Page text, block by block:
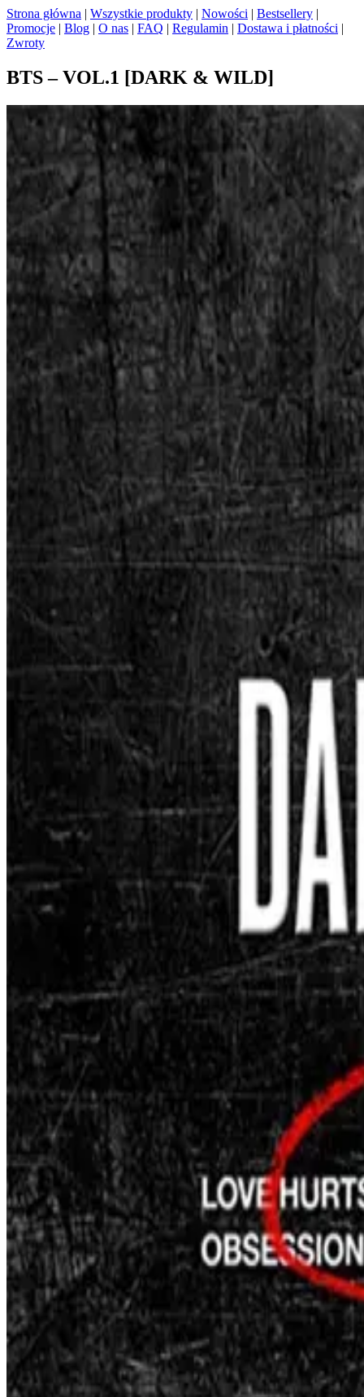
Strona główna | Wszystkie produkty | Nowości | Bestsellery |
Promocje | Blog | O nas | FAQ | Regulamin | Dostawa i płatności |
Zwroty
BTS – VOL.1 [DARK & WILD]